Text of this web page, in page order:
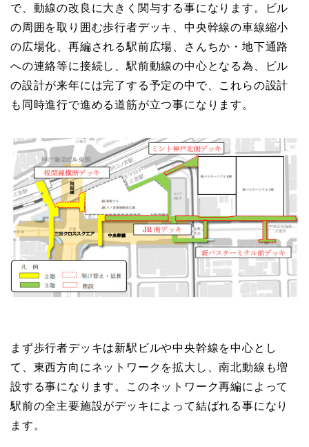
で、動線の改良に大きく関与する事になります。ビル
の周囲を取り囲む歩行者デッキ、中央幹線の車線縮小
の広場化、再編される駅前広場、さんちか・地下通路
への連絡等に接続し、駅前動線の中心となる為、ビル
の設計が来年には完了する予定の中で、これらの設計
も同時進行で進める道筋が立つ事になります。
まず歩行者デッキは新駅ビルや中央幹線を中心とし
て、東西方向にネットワークを拡大し、南北動線も増
設する事になります。このネットワーク再編によって
駅前の全主要施設がデッキによって結ばれる事になり
ます。